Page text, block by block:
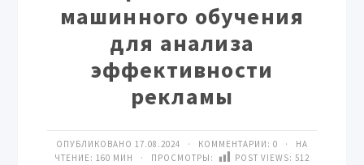
машинного обучения
для анализа
эффективности
рекламы
ОПУБЛИКОВАНО 17.08.2024 · КОММЕНТАРИИ: 0 · НА
ЧТЕНИЕ: 160 МИН · ПРОСМОТРЫ:
POST VIEWS: 512